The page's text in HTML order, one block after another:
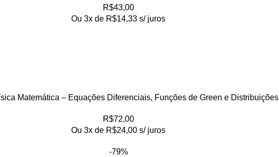
R$43,00
Ou 3x de R$14,33 s/ juros
Matemática – Equações Diferenciais, Funções de Green e Distribuições
R$72,00
Ou 3x de R$24,00 s/ juros
-79%